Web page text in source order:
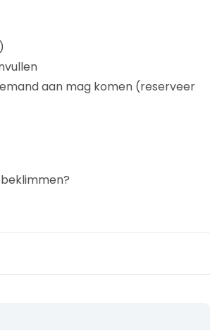
aan mag komen (reserveer